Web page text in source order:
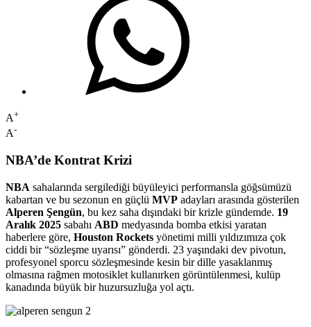
A+
A-
NBA’de Kontrat Krizi
NBA sahalarında sergilediği büyüleyici performansla göğsümüzü
kabartan ve bu sezonun en güçlü MVP adayları arasında gösterilen
Alperen Şengün, bu kez saha dışındaki bir krizle gündemde. 19
Aralık 2025 sabahı ABD medyasında bomba etkisi yaratan
haberlere göre, Houston Rockets yönetimi milli yıldızımıza çok
ciddi bir “sözleşme uyarısı” gönderdi. 23 yaşındaki dev pivotun,
profesyonel sporcu sözleşmesinde kesin bir dille yasaklanmış
olmasına rağmen motosiklet kullanırken görüntülenmesi, kulüp
kanadında büyük bir huzursuzluğa yol açtı.